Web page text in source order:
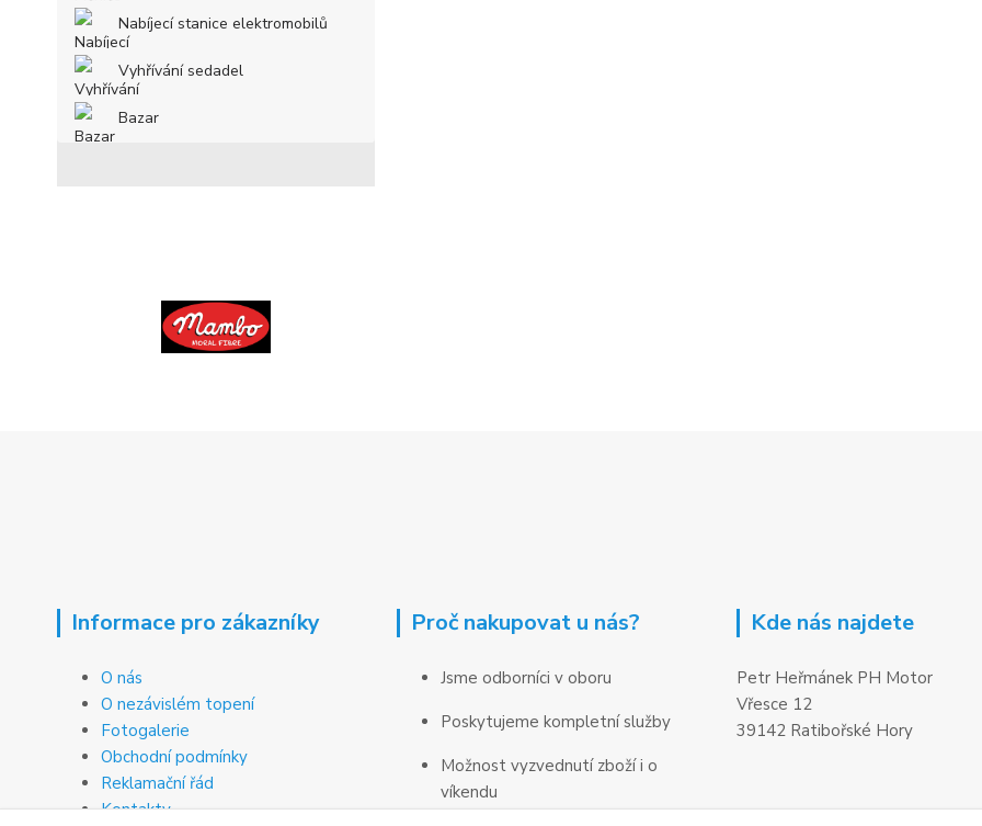
Nabíjecí stanice elektromobilů
Vyhřívání sedadel
Bazar
Informace pro zákazníky
O nás
O nezávislém topení
Fotogalerie
Obchodní podmínky
Reklamační řád
Kontakty
Proč nakupovat u nás?
Jsme odborníci v oboru
Poskytujeme kompletní služby
Možnost vyzvednutí zboží i o
víkendu
Kde nás najdete
Petr Heřmánek PH Motor
Vřesce 12
39142 Ratibořské Hory